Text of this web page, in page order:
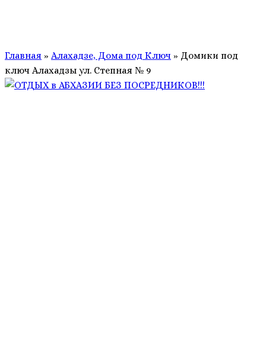
Главная » Алахадзе, Дома под Ключ » Домики под
ключ Алахадзы ул. Степная № 9